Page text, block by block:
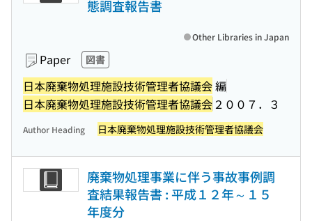
態調査報告書
Paper 図書
日本廃棄物処理施設技術管理者協議会編
日本廃棄物処理施設技術管理者協議会 ２００７．３
Other Libraries in Japan
Author Heading 日本廃棄物処理施設技術管理者協議会
廃棄物処理事業に伴う事故事例調
査結果報告書 : 平成１２年～１５
年度分